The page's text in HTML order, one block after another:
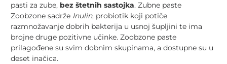
pasti za zube, bez štetnih sastojka. Zubne paste
Zoobzone sadrže Inulin, probiotik koji potiče
razmnožavanje dobrih bakterija u usnoj šupljini te ima
brojne druge pozitivne učinke. Zoobzone paste
prilagođene su svim dobnim skupinama, a dostupne su u
deset inačica.